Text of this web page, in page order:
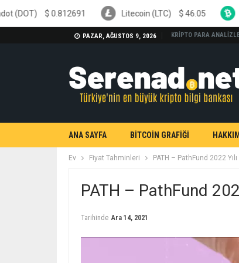
PAZAR, AĞUSTOS 9, 2026 KRİPTO PARA
ANA SAYFA BİTCOİN GRAFİĞİ
Ev Fiyat Tahminleri PATH – PathFund 2022
PATH – PathFund
Tarihinde Ara 14, 2021
Litecoin (LTC) $46.05 Bitcoin Cash